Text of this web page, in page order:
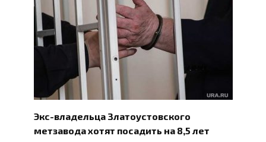
Экс-владельца Златоустовского
метзавода хотят посадить на 8,5 лет